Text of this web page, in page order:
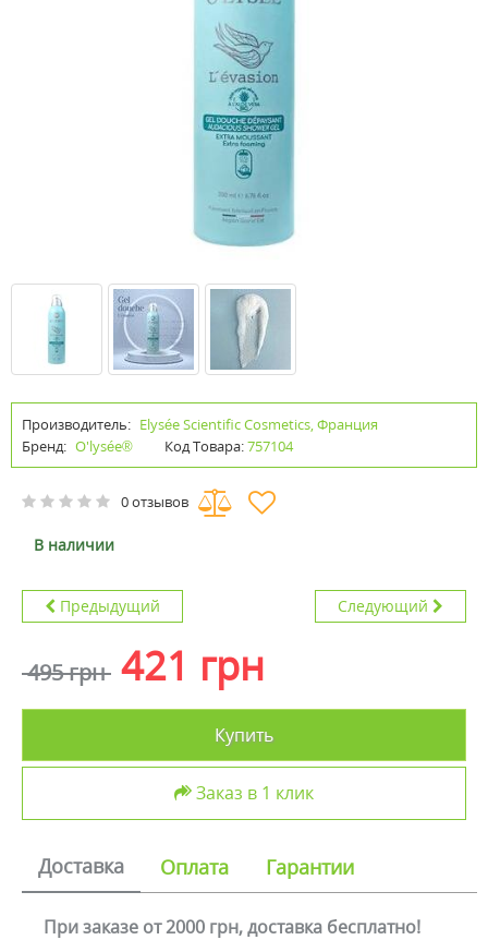
Производитель: Elysée Scientific Cosmetics, Франция
Бренд: O'lysée® Код Товара:757104
0 отзывов
В наличии
Предыдущий Следующий
495 грн 421 грн
Купить
Заказ в 1 клик
Доставка Оплата Гарантии
При заказе от 2000 грн, доставка бесплатно!